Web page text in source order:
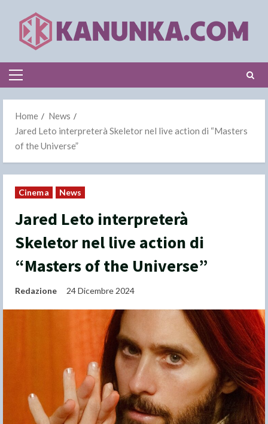
content
Primary
Home
News
Jared Leto interpreterà Skeletor nel live action di “Masters
of the Universe”
Cinema News
Jared Leto interpreterà
Skeletor nel live action di
“Masters of the Universe”
Redazione 24 Dicembre 2024